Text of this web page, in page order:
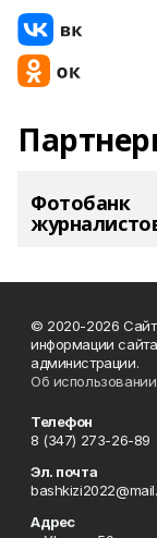
Фотобанк
© 2020-2026 Сайт
информации
администрации.
Об
Телефон
8 (347) 273-26-89
Эл. почта
Адрес